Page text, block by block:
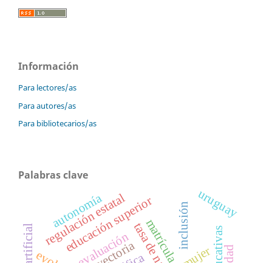
Información
Para lectores/as
Para autores/as
Para bibliotecarios/as
Palabras clave
educación superior
mujer
inclusión
regulación estatal
autonomía
evaluación
uruguay